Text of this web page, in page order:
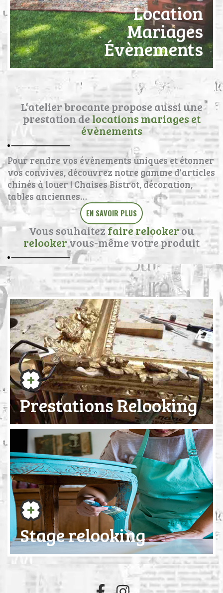
Location
Mariages
Évènements
L’atelier brocante propose aussi une
prestation de locations mariages et
évènements
Pour rendre vos évènements uniques et étonner
vos convives, découvrez notre gamme d'articles
chinés à louer ! Chaises Bistrot, décoration,
tables anciennes…
EN SAVOIR PLUS
Vous souhaitez faire relookerou
relookervous-même votre produit
Prestations Relooking
Stage relooking